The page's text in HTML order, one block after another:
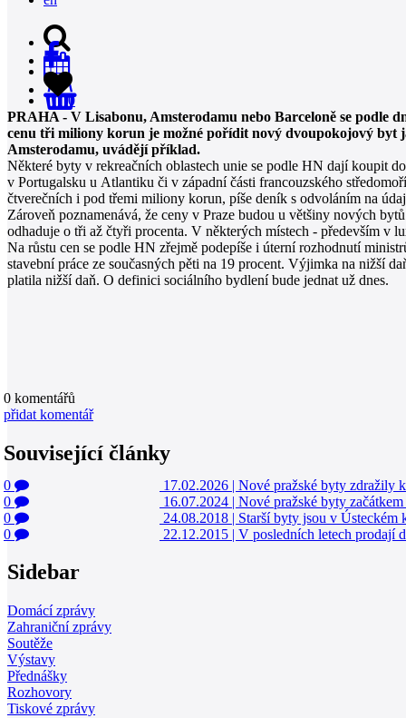
0
PRAHA - V Lisabonu, Amsterodamu nebo Barceloně se podle
cenu tři miliony korun je možné pořídit nový dvoupokojový byt
Amsterodamu, uvádějí příklad.
Některé byty v rekreačních oblastech unie se podle HN dají koupit
v Portugalsku u Atlantiku či v západní části francouzského
čtverečních i pod třemi miliony korun, píše deník s odvoláním na
Zároveň poznamenává, že ceny v Praze budou u většiny nových
odhaduje o tři až čtyři procenta. V některých místech - především v
Na růstu cen se podle HN zřejmě podepíše i úterní rozhodnutí
stavební práce ze současných pěti na 19 procent. Výjimka na nižší
platila nižší daň. O definici sociálního bydlení bude jednat už dnes.
0 komentářů
přidat komentář
Související články
0 17.02.2026 | Nové pražské byty zdražily
0
16.07.2024 | Nové pražské byty
0
24.08.2018 | Starší byty jsou v Ústeckém
0
22.12.2015 | V posledních letech prodají
Sidebar
Domácí zprávy
Zahraniční zprávy
Soutěže
Výstavy
Přednášky
Rozhovory
Tiskové zprávy